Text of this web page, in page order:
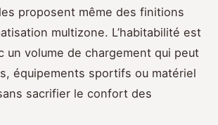
proposent même des finitions
multizone. L’habitabilité est
un volume de chargement qui peut
équipements sportifs ou matériel
sacrifier le confort des